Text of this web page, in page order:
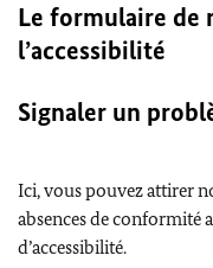
Le formulaire de
l’accessibilité
Signaler un
Ici, vous pouvez attirer
absences de conformité
d’accessibilité.